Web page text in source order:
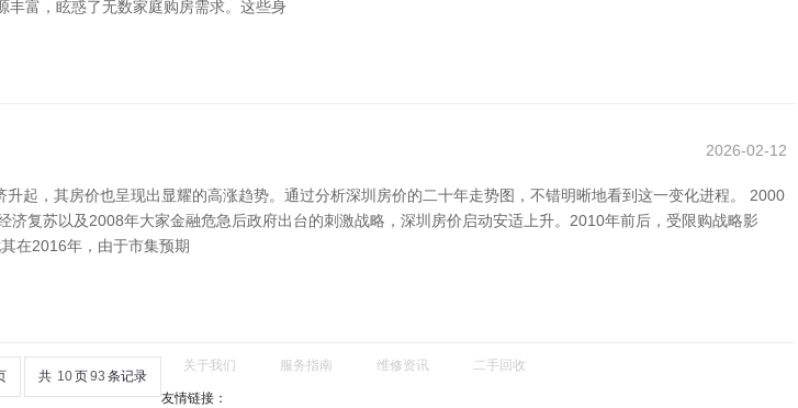
丰富，眩惑了无数家庭购房需求。这些身
2026-02-12
起，其房价也呈现出显耀的高涨趋势。通过分析深圳房价的二十年走势图，不错明晰地看到这一变化进程。 2000
复苏以及2008年大家金融危急后政府出台的刺激战略，深圳房价启动安适上升。2010年前后，受限购战略影
在2016年，由于市集预期
共 10页93 条记录
关于我们 服务指南 维修资讯 二手回收
友情链接：